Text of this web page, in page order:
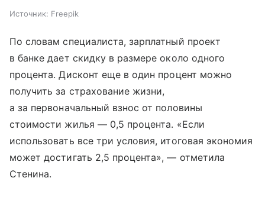
Источник: Freepik
По словам специалиста, зарплатный проект
в банке дает скидку в размере около одного
процента. Дисконт еще в один процент можно
получить за страхование жизни,
а за первоначальный взнос от половины
стоимости жилья — 0,5 процента. «Если
использовать все три условия, итоговая экономия
может достигать 2,5 процента», — отметила
Стенина.